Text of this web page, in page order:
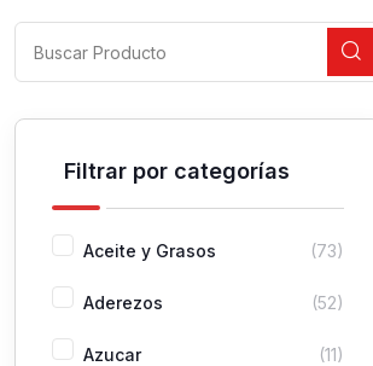
Filtrar por categorías
Aceite y Grasos (73)
Aderezos (52)
Azucar (11)